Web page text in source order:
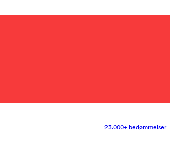
23.000+ bedømmelser